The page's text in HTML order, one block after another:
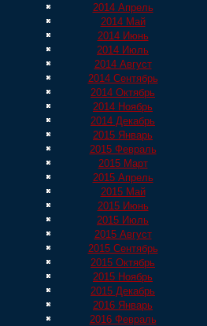
2014 Апрель
2014 Май
2014 Июнь
2014 Июль
2014 Август
2014 Сентябрь
2014 Октябрь
2014 Ноябрь
2014 Декабрь
2015 Январь
2015 Февраль
2015 Март
2015 Апрель
2015 Май
2015 Июнь
2015 Июль
2015 Август
2015 Сентябрь
2015 Октябрь
2015 Ноябрь
2015 Декабрь
2016 Январь
2016 Февраль